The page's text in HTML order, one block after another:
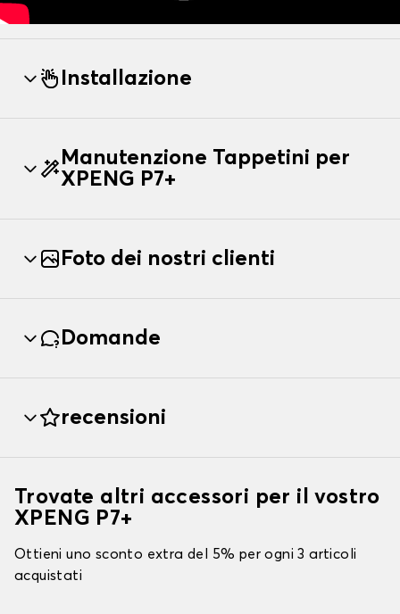
Installazione
Manutenzione Tappetini per
XPENG P7+
Foto dei nostri clienti
Domande
recensioni
Trovate altri accessori per il vostro
XPENG P7+
Ottieni uno sconto extra del 5% per ogni 3 articoli
acquistati